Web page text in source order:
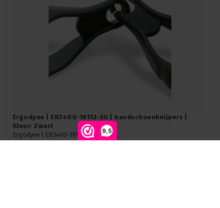
9,5
Ergodyne | ER3400-19112-EU | handschoenknijpers |
Kleur: Zwart
Ergodyne |
ER3400-19112-EU